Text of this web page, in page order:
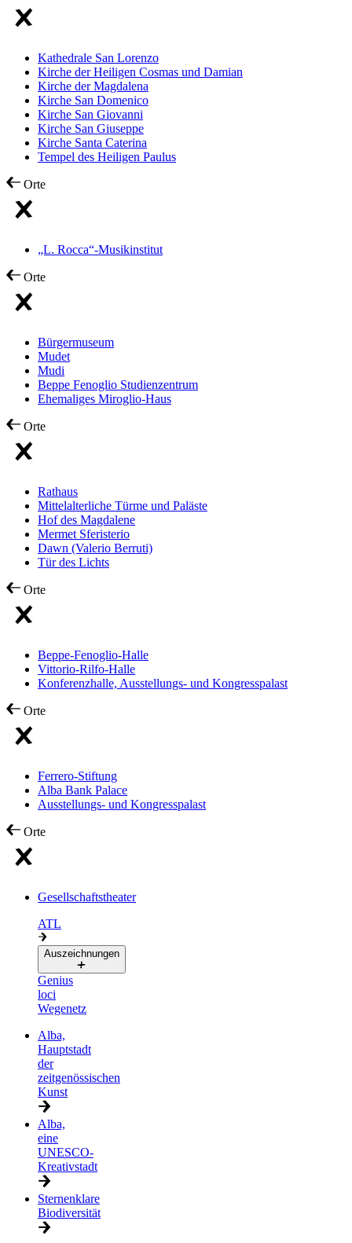
Kathedrale San Lorenzo
Kirche der Heiligen Cosmas und Damian
Kirche der Magdalena
Kirche San Domenico
Kirche San Giovanni
Kirche San Giuseppe
Kirche Santa Caterina
Tempel des Heiligen Paulus
Orte
„L. Rocca“-Musikinstitut
Orte
Bürgermuseum
Mudet
Mudi
Beppe Fenoglio Studienzentrum
Ehemaliges Miroglio-Haus
Orte
Rathaus
Mittelalterliche Türme und Paläste
Hof des Magdalene
Mermet Sferisterio
Dawn (Valerio Berruti)
Tür des Lichts
Orte
Beppe-Fenoglio-Halle
Vittorio-Rilfo-Halle
Konferenzhalle, Ausstellungs- und Kongresspalast
Orte
Ferrero-Stiftung
Alba Bank Palace
Ausstellungs- und Kongresspalast
Orte
Gesellschaftstheater
ATL
Auszeichnungen
Genius
loci
Wegenetz
Alba,
Hauptstadt
der
zeitgenössischen
Kunst
Alba,
eine
UNESCO-
Kreativstadt
Sternenklare
Biodiversität